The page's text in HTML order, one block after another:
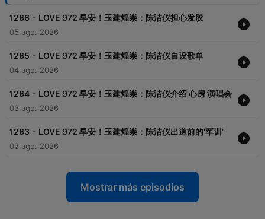
1266 - LOVE 972 早安！玉建煌崇：陈洁仪担心发胶
05 ago. 2026
1265 - LOVE 972 早安！玉建煌崇：陈洁仪自设歌单
04 ago. 2026
1264 - LOVE 972 早安！玉建煌崇：陈洁仪介绍'心房'演唱会
03 ago. 2026
1263 - LOVE 972 早安！玉建煌崇：陈洁仪出道前的‘军训’
02 ago. 2026
Mostrar más episodios